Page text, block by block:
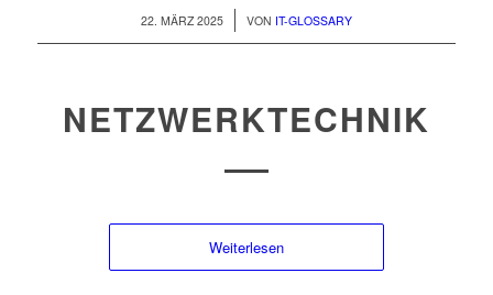
22. MÄRZ 2025
/ VON IT-GLOSSARY
NETZWERKTECHNIK
Weiterlesen